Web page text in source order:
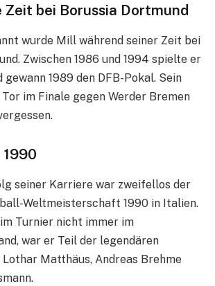
bei Borussia Dortmund
wurde Mill während seiner Zeit bei
Zwischen 1986 und 1994 spielte er
gewann 1989 den DFB-Pokal. Sein
im Finale gegen Werder Bremen
seiner Karriere war zweifellos der
Weltmeisterschaft 1990 in Italien.
Turnier nicht immer im
war er Teil der legendären
Matthäus, Andreas Brehme